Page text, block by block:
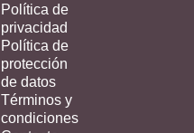
Política de
privacidad
Política de
protección
de datos
Términos y
condiciones